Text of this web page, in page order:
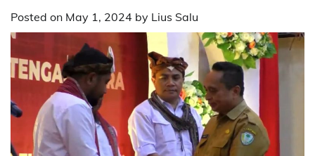
Posted on May 1, 2024 by Lius Salu